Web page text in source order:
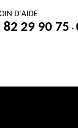
D'AIDE
82 29 90 75 -